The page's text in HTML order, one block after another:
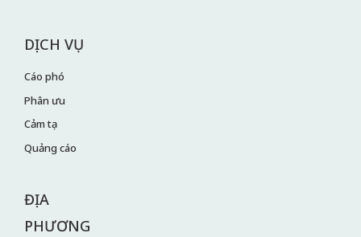
DỊCH VỤ
Cáo phó
Phân ưu
Cảm tạ
Quảng cáo
ĐỊA
PHƯƠNG